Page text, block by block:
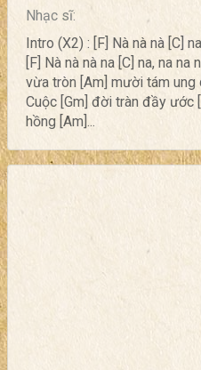
Nhạc sĩ:
Intro (X2) : [F] Nà nà nà [C]
[F] Nà nà nà na [C] na, na na
vừa tròn [Am] mười tám
Cuộc [Gm] đời tràn đầy ước
hồng [Am]...